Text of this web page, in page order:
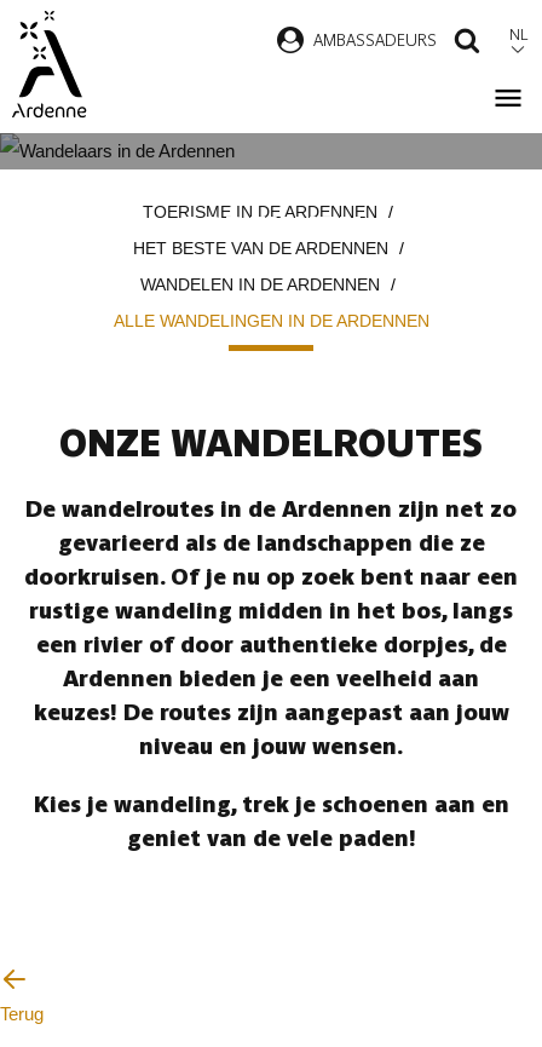
Overslaan
naar
inhoud
AMBASSADEURS NL
ARDENNEN
TOERISME IN DE ARDENNEN
HET BESTE VAN DE ARDENNEN
WANDELEN IN DE ARDENNEN
ALLE WANDELINGEN IN DE ARDENNEN
ONZE WANDELROUTES
De wandelroutes in de Ardennen zijn net zo
gevarieerd als de landschappen die ze
doorkruisen. Of je nu op zoek bent naar een
rustige wandeling midden in het bos, langs
een rivier of door authentieke dorpjes, de
Ardennen bieden je een veelheid aan
keuzes! De routes zijn aangepast aan jouw
niveau en jouw wensen.
Kies je wandeling, trek je schoenen aan en
geniet van de vele paden!
Terug